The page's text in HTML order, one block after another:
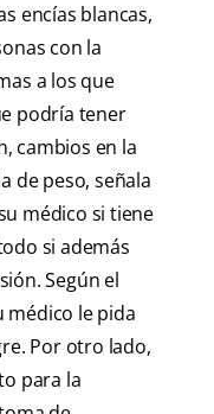
encías blancas,
con la
a los que
podría tener
cambios en la
de peso, señala
médico si tiene
si además
Según el
médico le pida
Por otro lado,
para la